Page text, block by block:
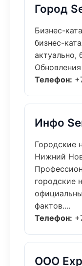
Город
Бизнес-
бизнес-
актуально,
Телефон:
Инфо
Городские
Нижний
городские
фактов....
Телефон:
ООО